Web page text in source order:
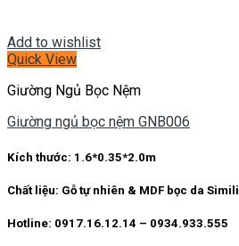
Add to wishlist
Quick View
Giường Ngủ Bọc Nệm
Giường ngủ bọc nệm GNB006
Kích thước: 1.6*0.35*2.0m
Chất liệu: Gỗ tự nhiên & MDF bọc da Simili
Hotline: 0917.16.12.14 – 0934.933.555